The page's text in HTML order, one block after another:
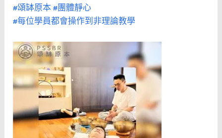
#頌缽原本#團體靜心
#每位學員都會操作到非理論教學